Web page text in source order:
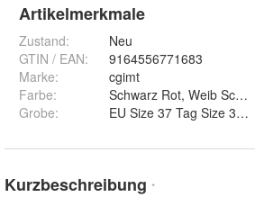
Artikelmerkmale
Zustand:
Neu
GTIN / EAN:
9164556771683
Marke:
cgimt
Farbe:
Grobe: EU Size 37 Tag Size 38,
Kurzbeschreibung *